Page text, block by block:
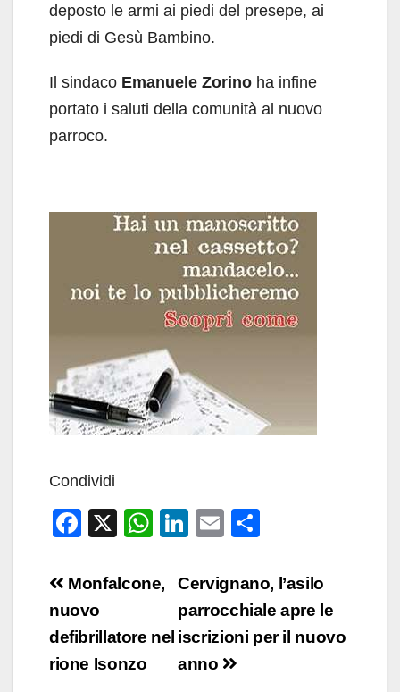
deposto le armi ai piedi del presepe, ai
piedi di Gesù Bambino.
Il sindaco Emanuele Zorino ha infine
portato i saluti della comunità al nuovo
parroco.
Condividi
F
c
e
b
o
X
W
at
A
Li
k
e
dI
n
E
ail n
di
vi
Navigazione
articoli
Cervignano, l’asilo
parrocchiale apre le
iscrizioni per il nuovo
anno
Monfalcone,
nuovo
defibrillatore nel
rione Isonzo